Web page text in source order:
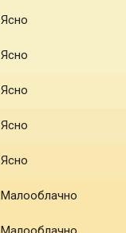
Ясно
Ясно
Ясно
Ясно
Ясно
Малооблачно